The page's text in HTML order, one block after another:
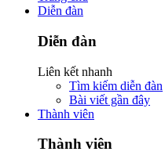
Diễn đàn
Diễn đàn
Liên kết nhanh
Tìm kiếm diễn đàn
Bài viết gần đây
Thành viên
Thành viên